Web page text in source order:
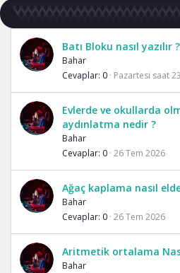
Batı Bloku nasıl yazılır ?
Bahar
Cevaplar 0 Pazartesi saat
Evlerde ve okullarda
aydınlatma nedir ?
Bahar
Cevaplar 0 26 Tem 2026
Ağaç kaplama nasıl
Bahar
Cevaplar 0 26 Tem 2026
Aritmetik ortalama
Bahar